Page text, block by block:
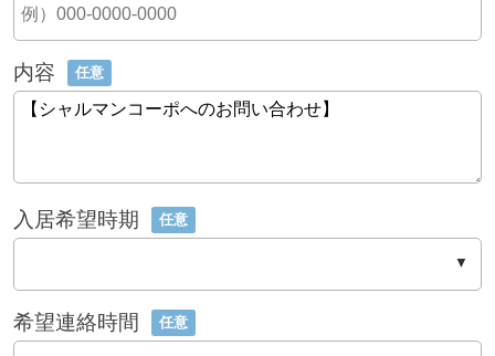
内容 任意
入居希望時期 任意
希望連絡時間 任意